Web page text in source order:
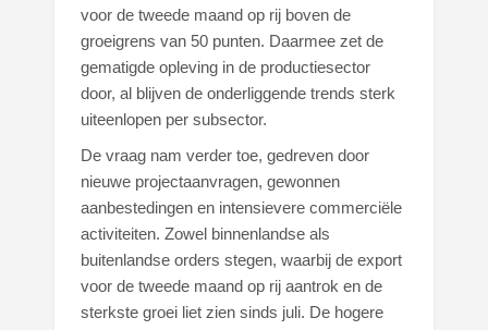
voor de tweede maand op rij boven de
groeigrens van 50 punten. Daarmee zet de
gematigde opleving in de productiesector
door, al blijven de onderliggende trends sterk
uiteenlopen per subsector.
De vraag nam verder toe, gedreven door
nieuwe projectaanvragen, gewonnen
aanbestedingen en intensievere commerciële
activiteiten. Zowel binnenlandse als
buitenlandse orders stegen, waarbij de export
voor de tweede maand op rij aantrok en de
sterkste groei liet zien sinds juli. De hogere